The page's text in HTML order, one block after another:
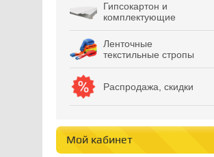
Гипсокартон и
комплектующие
Ленточные
текстильные стропы
Распродажа, скидки
Мой кабинет